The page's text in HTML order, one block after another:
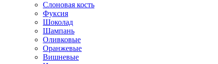
Слоновая кость
Фуксия
Шоколад
Шампань
Оливковые
Оранжевые
Вишневые